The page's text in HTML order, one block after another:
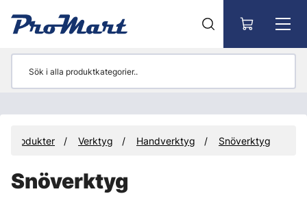
Produkter Verktyg Handverktyg Snöverktyg
Snöverktyg